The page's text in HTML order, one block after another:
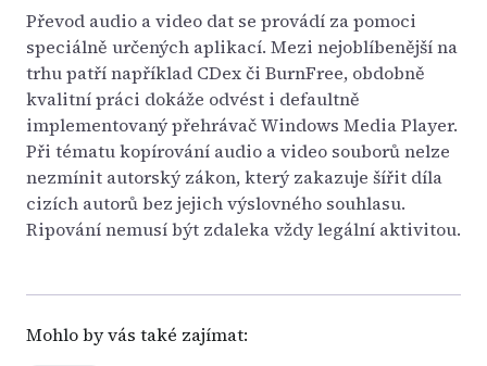
Převod audio a video dat se provádí za pomoci
speciálně určených aplikací. Mezi nejoblíbenější na
trhu patří například CDex či BurnFree, obdobně
kvalitní práci dokáže odvést i defaultně
implementovaný přehrávač Windows Media Player.
Při tématu kopírování audio a video souborů nelze
nezmínit autorský zákon, který zakazuje šířit díla
cizích autorů bez jejich výslovného souhlasu.
Ripování nemusí být zdaleka vždy legální aktivitou.
Mohlo by vás také zajímat: